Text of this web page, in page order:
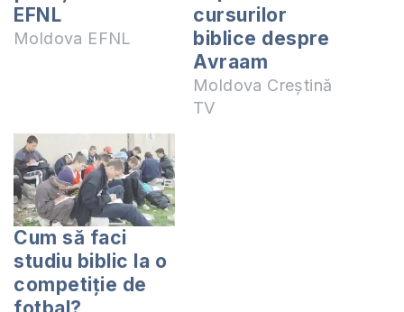
EFNL
Moldova EFNL
cursurilor
biblice despre
Avraam
Moldova Creștină
TV
Cum să faci
studiu biblic la o
competiție de